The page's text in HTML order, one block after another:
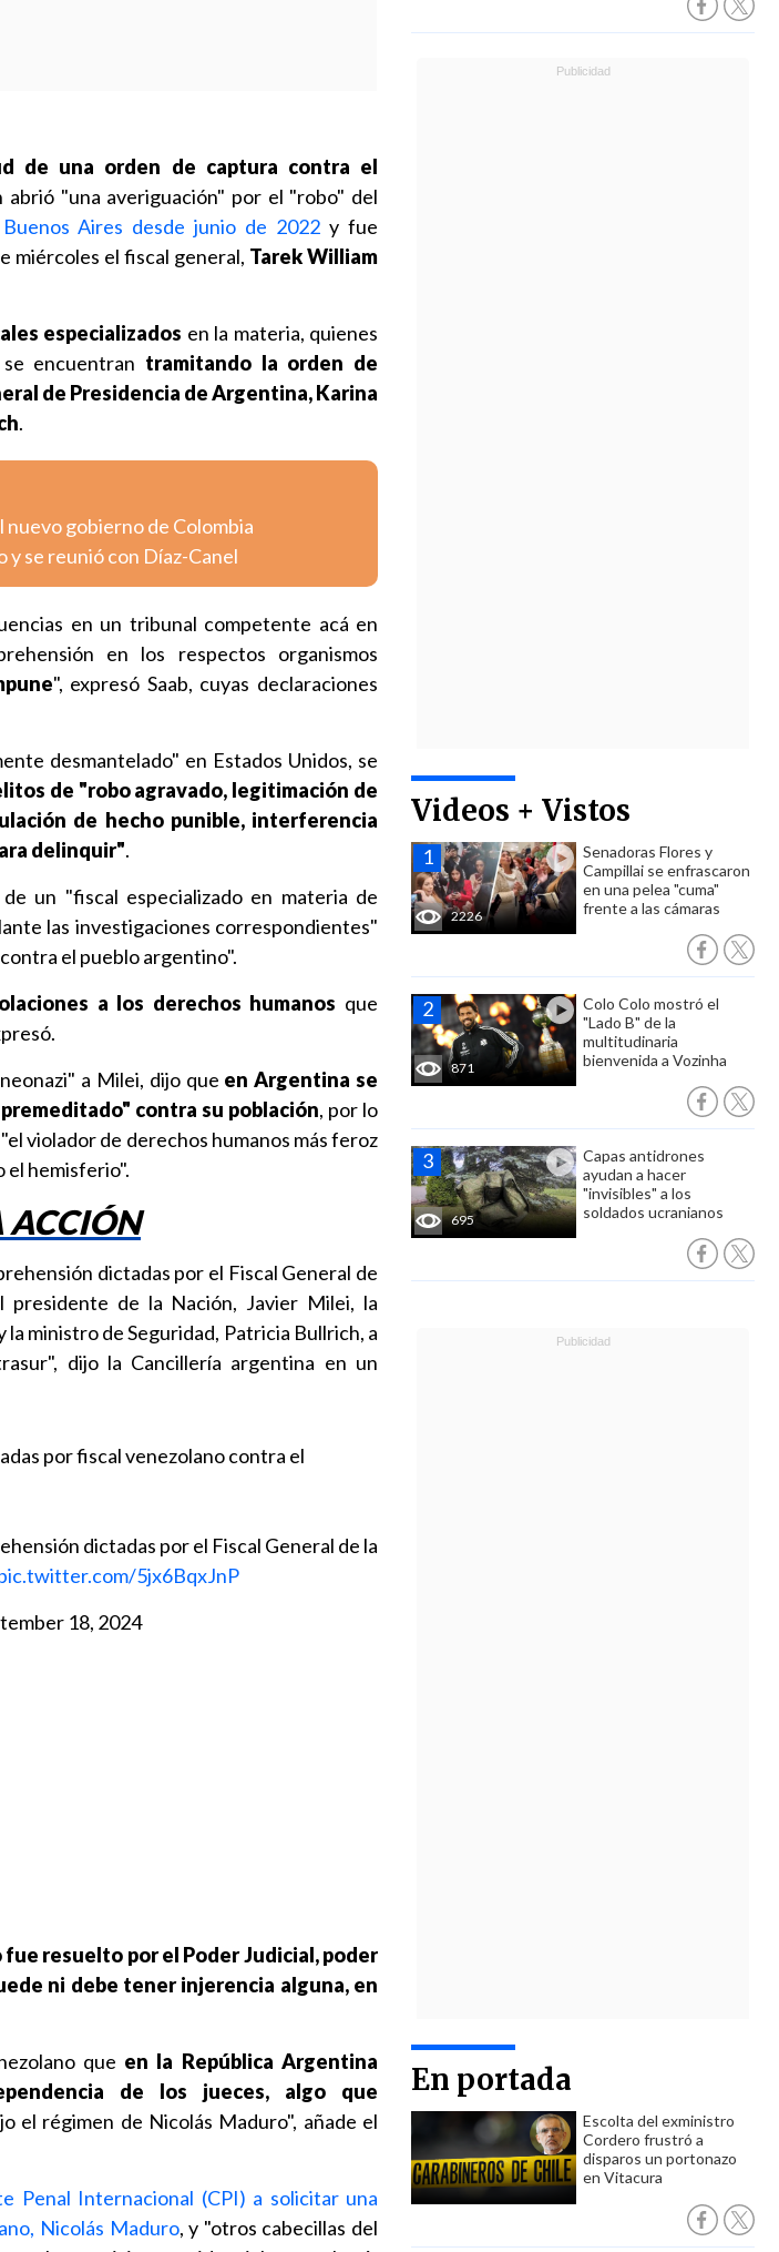
Videos + Vistos
2226
Senadoras Flores y
Campillai se enfrascaron
en una pelea "cuma"
frente a las cámaras
871
Colo Colo mostró el
"Lado B" de la
multitudinaria
bienvenida a Vozinha
695
Capas antidrones
ayudan a hacer
"invisibles" a los
soldados ucranianos
En portada
Escolta del exministro
Cordero frustró a
disparos un portonazo
en Vitacura
de una orden de captura contra el
abrió "una averiguación" por el "robo" del
Aires desde junio de 2022 y fue
miércoles el fiscal general, Tarek William
especializados en la materia, quienes
encuentran tramitando la orden de
de Presidencia de Argentina, Karina
.
nuevo gobierno de Colombia
y se reunió con Díaz-Canel
en un tribunal competente acá en
en los respectos organismos
", expresó Saab, cuyas declaraciones
desmantelado" en Estados Unidos, se
de "robo agravado, legitimación de
de hecho punible, interferencia
delinquir".
un "fiscal especializado en materia de
las investigaciones correspondientes"
el pueblo argentino".
a los derechos humanos que
a Milei, dijo que en Argentina se
contra su población, por lo
violador de derechos humanos más feroz
el hemisferio".
ACCIÓN
dictadas por el Fiscal General de
presidente de la Nación, Javier Milei, la
ministro de Seguridad, Patricia Bullrich, a
dijo la Cancillería argentina en un
por fiscal venezolano contra el
dictadas por el Fiscal General de la
5jx6BqxJnP
18, 2024
fue resuelto por el Poder Judicial, poder
ni debe tener injerencia alguna, en
que en la República Argentina
de los jueces, algo que
el régimen de Nicolás Maduro", añade el
Penal Internacional (CPI) a solicitar una
Nicolás Maduro, y "otros cabecillas del